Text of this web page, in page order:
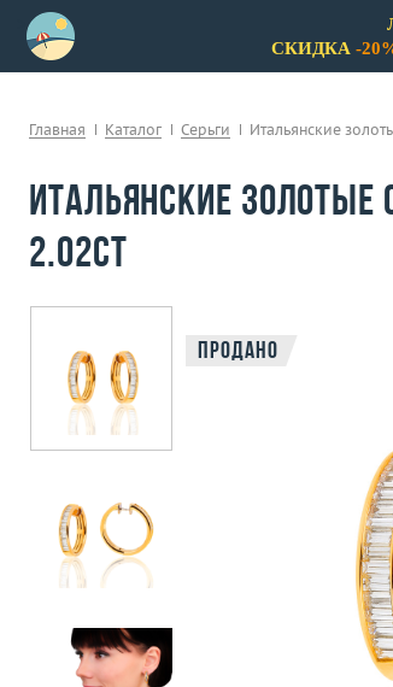
СКИДКА -
Главная Каталог Серьги Итальянские
Итальянские золотые
2.02ct
Продано